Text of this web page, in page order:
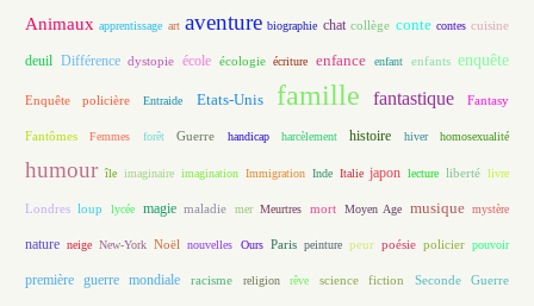
Animaux apprentissage art aventure biographie chat collège conte contes cuisine
deuil Différence dystopie école écologie écriture enfance enfant enfants enquête
Enquête policière Entraide Etats-Unis famille fantastique Fantasy
Fantômes Femmes forêt Guerre handicap harcèlement histoire hiver homosexualité
humour île imaginaire imagination Immigration Inde Italie japon lecture liberté livre
Londres loup lycée magie maladie mer Meurtres mort Moyen Age musique mystère
nature neige New-York Noël nouvelles Ours Paris peinture peur poésie policier pouvoir
première guerre mondiale racisme religion rêve science fiction Seconde Guerre